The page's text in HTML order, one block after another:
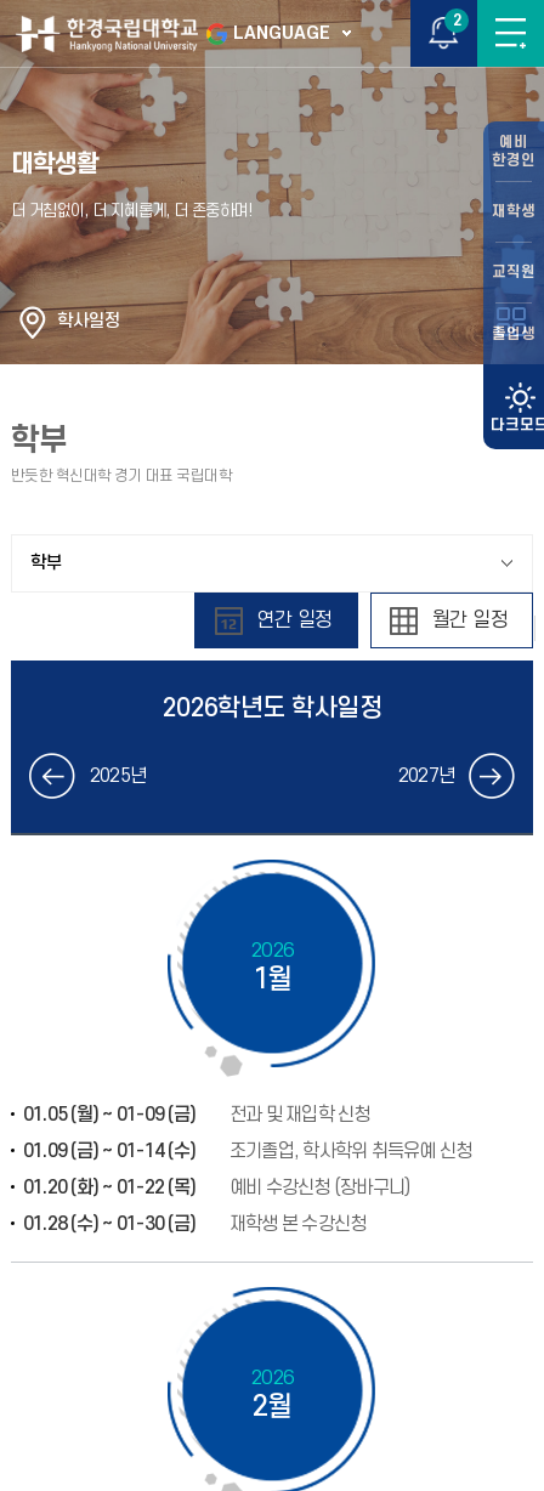
LANGUAGE
2
예비
한경인
재학생
교직원
졸업생
대학생활
학사일정
학부
학부
연간 일정 월간 일정
2025년
2026학년도 학사일정
2027년
2026
1월
01.05 (월) ~ 01-09 (금)
전과 및 재입학 신청
01.09 (금) ~ 01-14 (수)
조기졸업, 학사학위 취득유예 신청
01.20 (화) ~ 01-22 (목)
예비 수강신청 (장바구니)
01.28 (수) ~ 01-30 (금)
재학생 본 수강신청
2026
2월